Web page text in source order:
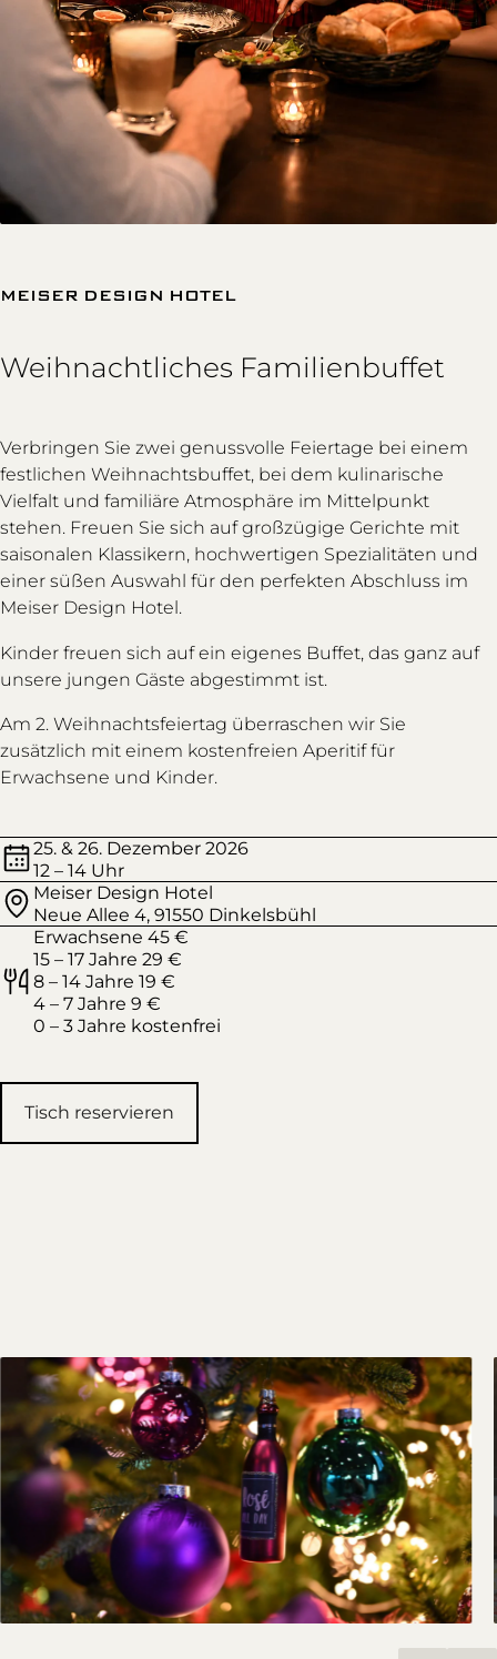
MEISER DESIGN HOTEL
Weihnachtliches Familienbuffet
Verbringen Sie zwei genussvolle Feiertage bei einem
festlichen Weihnachtsbuffet, bei dem kulinarische
Vielfalt und familiäre Atmosphäre im Mittelpunkt
stehen. Freuen Sie sich auf großzügige Gerichte mit
saisonalen Klassikern, hochwertigen Spezialitäten und
einer süßen Auswahl für den perfekten Abschluss im
Meiser Design Hotel.
Kinder freuen sich auf ein eigenes Buffet, das ganz auf
unsere jungen Gäste abgestimmt ist.
Am 2. Weihnachtsfeiertag überraschen wir Sie
zusätzlich mit einem kostenfreien Aperitif für
Erwachsene und Kinder.
25. & 26. Dezember 2026
12 – 14 Uhr
Meiser Design Hotel
Neue Allee 4, 91550 Dinkelsbühl
Erwachsene 45 €
15 – 17 Jahre 29 €
8 – 14 Jahre 19 €
4 – 7 Jahre 9 €
0 – 3 Jahre kostenfrei
Tisch reservieren